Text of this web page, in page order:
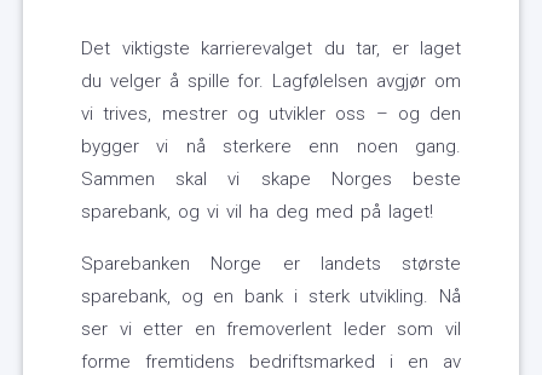
Det viktigste karrierevalget du tar, er laget
du velger å spille for. Lagfølelsen avgjør om
vi trives, mestrer og utvikler oss – og den
bygger vi nå sterkere enn noen gang.
Sammen skal vi skape Norges beste
sparebank, og vi vil ha deg med på laget!
Sparebanken Norge er landets største
sparebank, og en bank i sterk utvikling. Nå
ser vi etter en fremoverlent leder som vil
forme fremtidens bedriftsmarked i en av